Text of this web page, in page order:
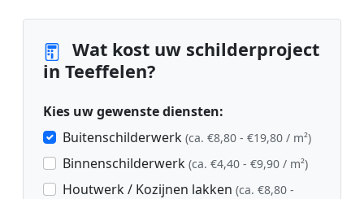
Wat kost uw schilderproject
in Teeffelen?
Kies uw gewenste diensten:
Buitenschilderwerk (ca. €8,80 - €19,80 / m²)
Binnenschilderwerk (ca. €4,40 - €9,90 / m²)
Houtwerk / Kozijnen lakken (ca. €8,80 -